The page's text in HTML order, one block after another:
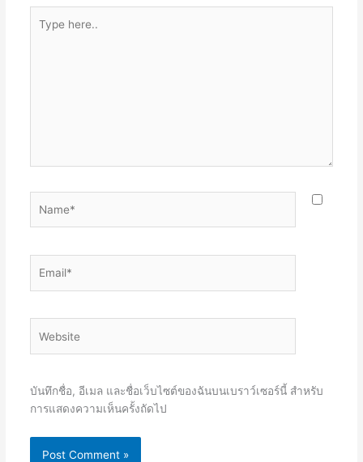
here..
บันทึกชื่อ, อีเมล และชื่อเว็บไซต์ของฉันบนเบราว์เซอร์นี้ สำหรับ
การแสดงความเห็นครั้งถัดไป